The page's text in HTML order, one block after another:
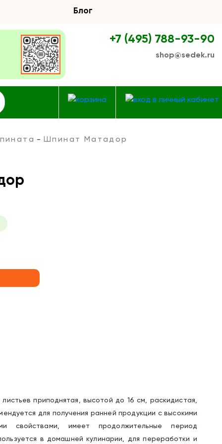
Блог
+7 (495) 788-93-90
shop@sedek.ru
Шпинат Матадор
приподнятая, высотой до 16 см, раскидистая,
для получения ранней продукции с высокими
свойствами, имеет продолжительные период
в домашней кулинарии, для переработки и